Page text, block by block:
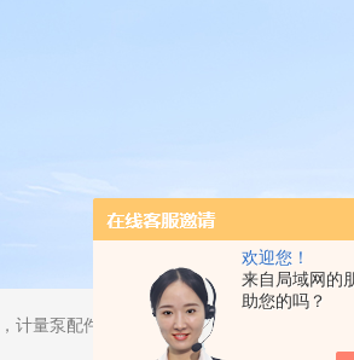
欢迎您！
来自局域网的
助您的吗？
计量泵配件